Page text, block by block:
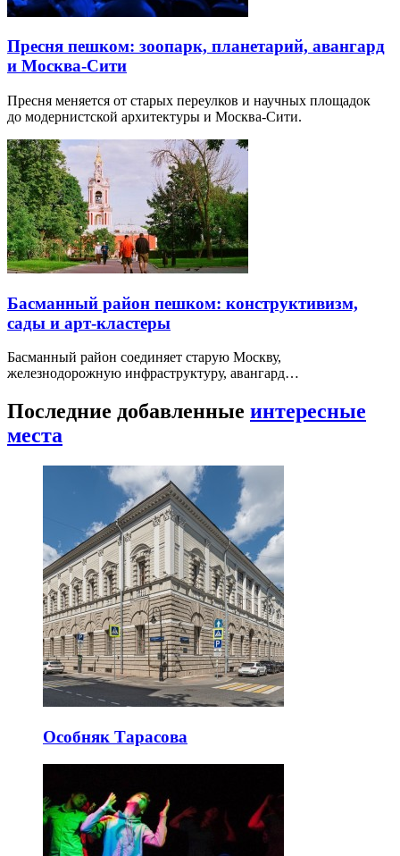
Пресня пешком: зоопарк, планетарий, авангард
и Москва-Сити
Пресня меняется от старых переулков и научных площадок
до модернистской архитектуры и Москва-Сити.
Басманный район пешком: конструктивизм,
сады и арт-кластеры
Басманный район соединяет старую Москву,
железнодорожную инфраструктуру, авангард…
Последние добавленные интересные
места
Особняк Тарасова